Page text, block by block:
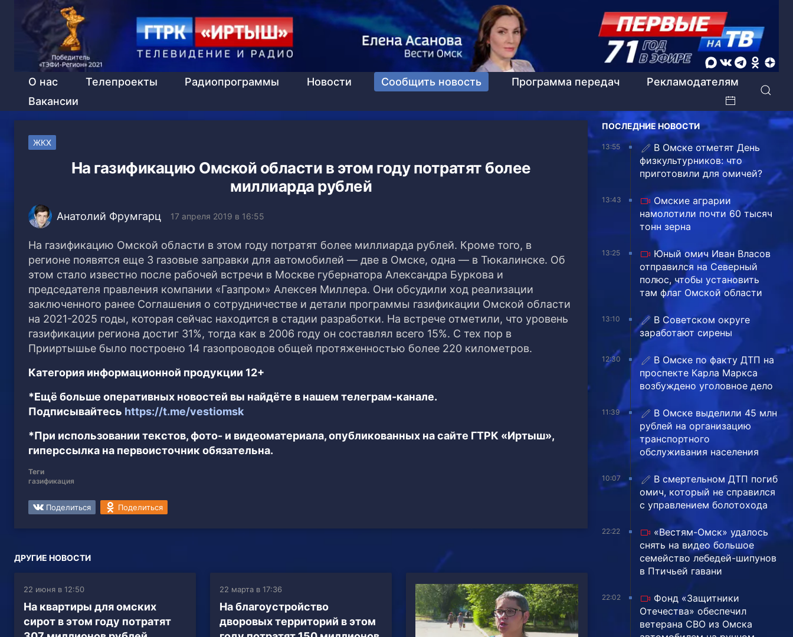
О нас Телепроекты Радиопрограммы Новости Сообщить новость Программа передач
Рекламодателям
Вакансии
ЖКХ
На газификацию Омской области в этом году потратят более
миллиарда рублей
Анатолий Фрумгарц 17 апреля 2019 в 16:55
На газификацию Омской области в этом году потратят более миллиарда рублей. Кроме того, в
регионе появятся еще 3 газовые заправки для автомобилей — две в Омске, одна — в Тюкалинске. Об
этом стало известно после рабочей встречи в Москве губернатора Александра Буркова и
председателя правления компании «Газпром» Алексея Миллера. Они обсудили ход реализации
заключенного ранее Соглашения о сотрудничестве и детали программы газификации Омской области
на 2021-2025 годы, которая сейчас находится в стадии разработки. На встрече отметили, что уровень
газификации региона достиг 31%, тогда как в 2006 году он составлял всего 15%. С тех пор в
Прииртышье было построено 14 газопроводов общей протяженностью более 220 километров.
Категория информационной продукции 12+
*Ещё больше оперативных новостей вы найдёте в нашем телеграм-канале.
Подписывайтесь https://t.me/vestiomsk
*При использовании текстов, фото- и видеоматериала, опубликованных на сайте ГТРК «Иртыш»,
гиперссылка на первоисточник обязательна.
Теги
газификация
Поделиться Поделиться
ДРУГИЕ НОВОСТИ
22 июня в 12:50
На квартиры для омских
сирот в этом году потратят
22 марта в 17:36
На благоустройство
дворовых территорий в этом
ПОСЛЕДНИЕ НОВОСТИ
13:55
В Омске отметят День
физкультурников: что
приготовили для омичей?
13:43
Омские аграрии
намолотили почти 60 тысяч
тонн зерна
13:25
Юный омич Иван Власов
отправился на Северный
полюс, чтобы установить
там флаг Омской области
13:10
В Советском округе
заработают сирены
12:30
В Омске по факту ДТП на
проспекте Карла Маркса
возбуждено уголовное дело
11:39
В Омске выделили 45 млн
рублей на организацию
транспортного
обслуживания населения
10:07
В смертельном ДТП погиб
омич, который не справился
с управлением болотохода
22:22
«Вестям-Омск» удалось
снять на видео большое
семейство лебедей-шипунов
в Птичьей гавани
22:02
Фонд «Защитники
Отечества» обеспечил
ветерана СВО из Омска